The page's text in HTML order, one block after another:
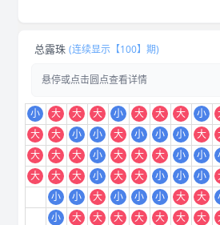
总露珠 (连续显示【100】期)
悬停或点击圆点查看详情
小
大
小
小
大
大
大
小
小
小
大
大
大
小
大
小
小
大
大
小
大
大
小
大
小
大
大
大
小
大
大
小
小
小
大
大
大
小
大
大
小
大
大
大
大
大
小
小
小
大
大
大